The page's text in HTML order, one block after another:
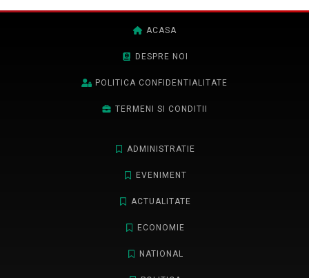
ACASA
DESPRE NOI
POLITICA CONFIDENTIALITATE
TERMENI SI CONDITII
ADMINISTRATIE
EVENIMENT
ACTUALITATE
ECONOMIE
NATIONAL